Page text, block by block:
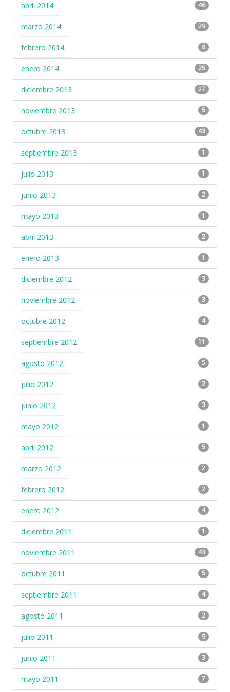
abril 2014 46
marzo 2014 29
febrero 2014 8
enero 2014 25
diciembre 2013 27
noviembre 2013 5
octubre 2013 43
septiembre 2013 1
julio 2013 1
junio 2013 2
mayo 2013 1
abril 2013 2
enero 2013 1
diciembre 2012 3
noviembre 2012 3
octubre 2012 4
septiembre 2012 11
agosto 2012 5
julio 2012 2
junio 2012 3
mayo 2012 1
abril 2012 5
marzo 2012 2
febrero 2012 2
enero 2012 4
diciembre 2011 1
noviembre 2011 43
octubre 2011 5
septiembre 2011 4
agosto 2011 2
julio 2011 9
junio 2011 3
mayo 2011 7